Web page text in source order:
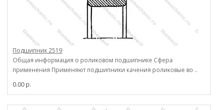
Подшипник 2519
Общая информация о роликовом подшипнике Сфера
применения Применяют подшипники качения роликовые во ..
0.00 р.